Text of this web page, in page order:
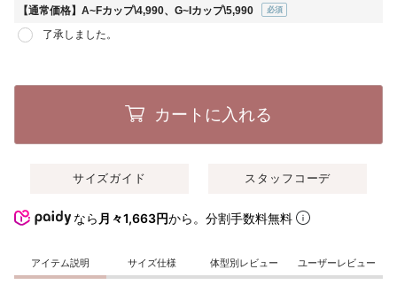
【通常価格】A~Fカップ\4,990、G~Iカップ\5,990
了承しました。
カートに入れる
サイズガイド スタッフコーデ
なら 月々1,663円から。分割手数料無料
アイテム説明 サイズ仕様 体型別レビュー ユーザーレビュー